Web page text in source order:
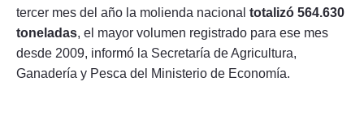
tercer mes del año la molienda nacional totalizó 564.630
toneladas, el mayor volumen registrado para ese mes
desde 2009, informó la Secretaría de Agricultura,
Ganadería y Pesca del Ministerio de Economía.